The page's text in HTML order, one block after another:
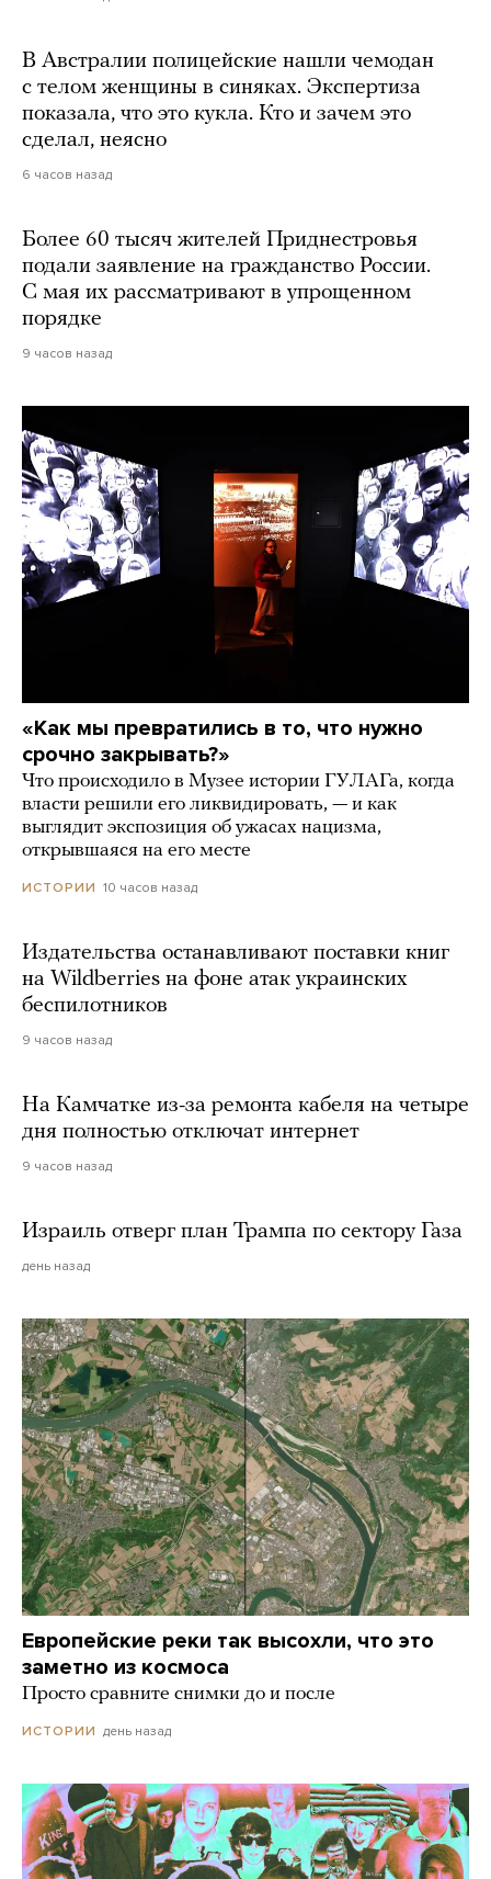
В Австралии полицейские нашли чемодан
с телом женщины в синяках. Экспертиза
показала, что это кукла. Кто и зачем это
сделал, неясно
6 часов назад
Более 60 тысяч жителей Приднестровья
подали заявление на гражданство России.
С мая их рассматривают в упрощенном
порядке
9 часов назад
«Как мы превратились в то, что нужно
срочно закрывать?»
Что происходило в Музее истории ГУЛАГа, когда
власти решили его ликвидировать, — и как
выглядит экспозиция об ужасах нацизма,
открывшаяся на его месте
ИСТОРИИ 10 часов назад
Издательства останавливают поставки книг
на Wildberries на фоне атак украинских
беспилотников
9 часов назад
На Камчатке из-за ремонта кабеля на четыре
дня полностью отключат интернет
9 часов назад
Израиль отверг план Трампа по сектору Газа
день назад
Европейские реки так высохли, что это
заметно из космоса
Просто сравните снимки до и после
ИСТОРИИ день назад